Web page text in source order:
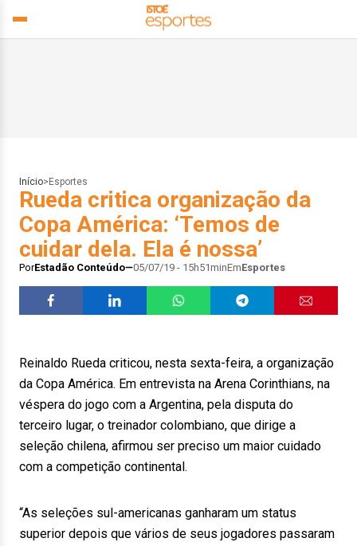
Início> Esportes
Rueda critica organização da
Copa América: ‘Temos de
cuidar dela. Ela é nossa’
PorEstadão Conteúdo 05/07/19 - 15h51minEmEsportes
Reinaldo Rueda criticou, nesta sexta-feira, a organização
da Copa América. Em entrevista na Arena Corinthians, na
véspera do jogo com a Argentina, pela disputa do
terceiro lugar, o treinador colombiano, que dirige a
seleção chilena, afirmou ser preciso um maior cuidado
com a competição continental.
“As seleções sul-americanas ganharam um status
superior depois que vários de seus jogadores passaram